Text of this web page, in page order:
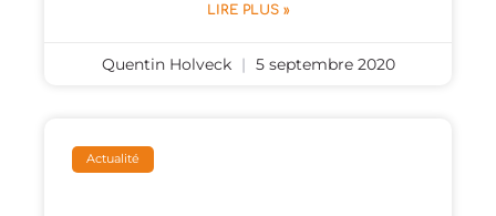
LIRE PLUS »
Quentin Holveck 5 septembre 2020
Actualité